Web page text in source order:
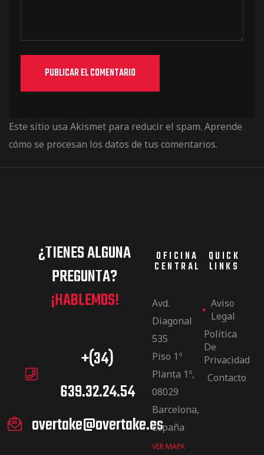
Este sitio usa Akismet para reducir el spam. Aprende
cómo se procesan los datos de tus comentarios.
¿TIENES ALGUNA
PREGUNTA?
¡HABLEMOS!
+(34)
639.32.24.54
overtake@overtake.es
OFICINA
CENTRAL
Avd.
Diagonal
535
Piso 1º
Planta 1º,
08029
Barcelona,
España
VER MAPA
QUICK
LINKS
Aviso
Legal
Política
De
Privacidad
Contacto